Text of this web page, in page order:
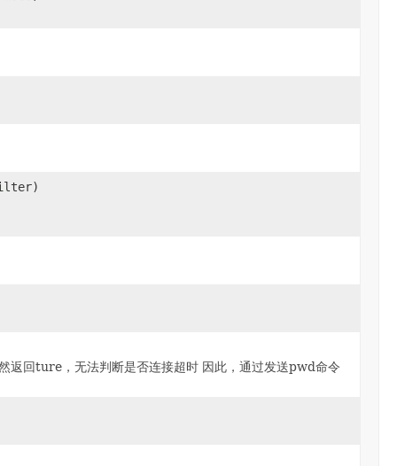
filter)
回ture，无法判断是否连接超时 因此，通过发送pwd命令